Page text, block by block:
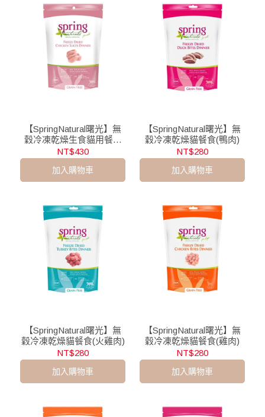
【SpringNatural曙光】無
穀冷凍乾燥生食貓用餐食
(雞肉餅)
NT$430
加入購物車
【SpringNatural曙光】無
穀冷凍乾燥貓餐食(鴨肉)
NT$280
加入購物車
【SpringNatural曙光】無
穀冷凍乾燥貓餐食(火雞肉)
NT$280
加入購物車
【SpringNatural曙光】無
穀冷凍乾燥貓餐食(雞肉)
NT$280
加入購物車